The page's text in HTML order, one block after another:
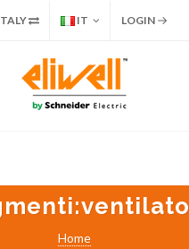
IT LOGIN
:ventilato
Home